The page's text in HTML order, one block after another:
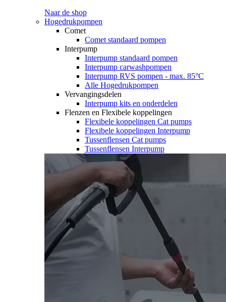
Naar de shop
Hogedrukpompen
Comet
Comet standaard pompen
Interpump
Interpump standaard pompen
Interpump carwashpompen
Interpump RVS pompen - max. 85°C
Alle Hogedrukpompen
Vervangingsdelen
Interpump kits en onderdelen
Flenzen en Flexibele koppelingen
Flexibele koppelingen Cat pumps
Flexibele koppelingen Interpump
Tussenflensen Cat pumps
Tussenflensen Interpump